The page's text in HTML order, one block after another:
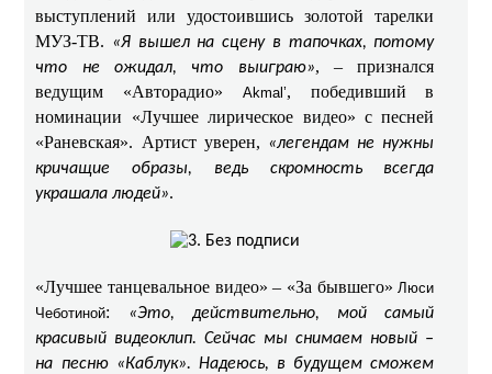
выступлений или удостоившись золотой тарелки
МУЗ-ТВ. «Я вышел на сцену в тапочках, потому
что не ожидал, что выиграю», – признался
ведущим «Авторадио» Akmal’, победивший в
номинации «Лучшее лирическое видео» с песней
«Раневская». Артист уверен, «легендам не нужны
кричащие образы, ведь скромность всегда
украшала людей».
«Лучшее танцевальное видео» – «За бывшего» Люси
Чеботиной:
«Это, действительно, мой самый
красивый видеоклип. Сейчас мы снимаем новый –
на песню «Каблук». Надеюсь, в будущем сможем